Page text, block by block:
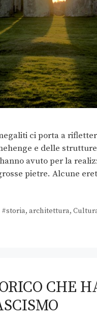
ci porta a
e delle
avuto per la
pietre. Alcune
#storia, architettura,
CHE